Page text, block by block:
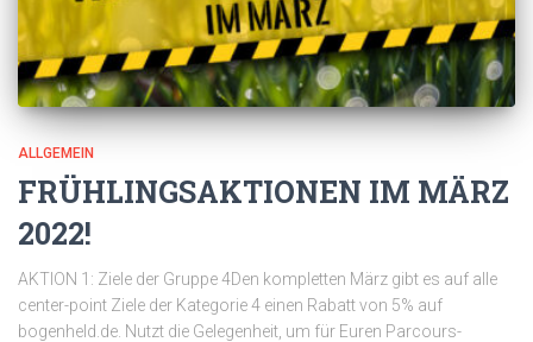
ALLGEMEIN
FRÜHLINGSAKTIONEN IM MÄRZ
2022!
AKTION 1: Ziele der Gruppe 4Den kompletten März gibt es auf alle
center-point Ziele der Kategorie 4 einen Rabatt von 5% auf
bogenheld.de. Nutzt die Gelegenheit, um für Euren Parcours-